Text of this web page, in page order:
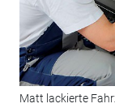
Matt lackierte